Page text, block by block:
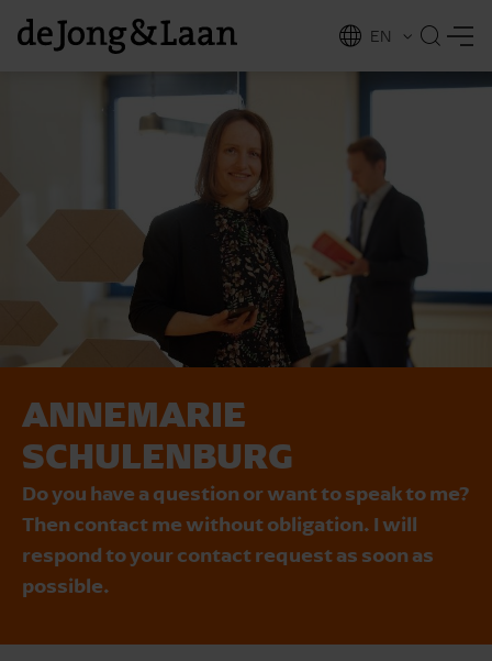
EN
NL
ANNEMARIE
SCHULENBURG
Do you have a question or want to speak to me?
Then contact me without obligation. I will
respond to your contact request as soon as
possible.